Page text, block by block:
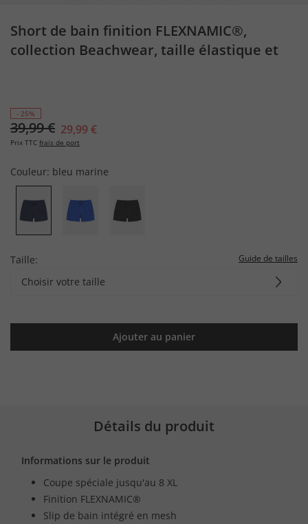
Short de bain finition FLEXNAMIC®,
collection Beachwear, taille élastique et
- 25%
39,99 € 29,99 €
Prix TTC frais de port
Couleur: bleu marine
Taille: Guide de tailles
Choisir votre taille
Ajouter au panier
Détails du produit
Informations sur le produit
Coupe spéciale jusqu'au 8 XL
Finition FLEXNAMIC®
Slip de bain intégré en mesh